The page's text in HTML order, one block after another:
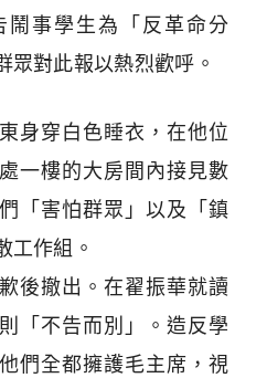
鬧事學生為「反革命分
眾對此報以熱烈歡呼。
身穿白色睡衣，在他位
一樓的大房間內接見數
「害怕群眾」以及「鎮
工作組。
後撤出。在翟振華就讀
「不告而別」。造反學
們全都擁護毛主席，視